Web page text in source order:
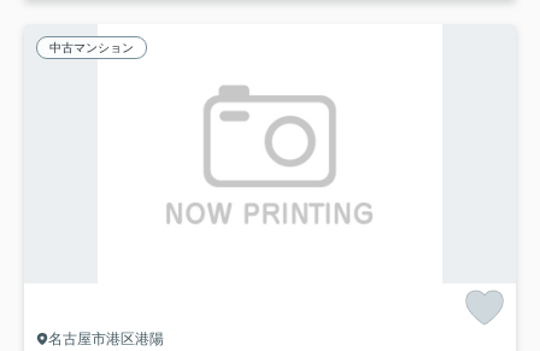
中古マンション
名古屋市港区港陽